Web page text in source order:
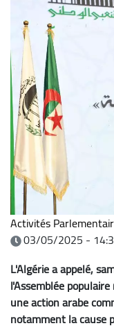
Activités
03/05/2025 -
L'Algérie a appelé,
l'Assemblée
une action arabe
notamment la cause